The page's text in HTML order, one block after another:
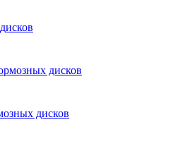
дисков
дисков